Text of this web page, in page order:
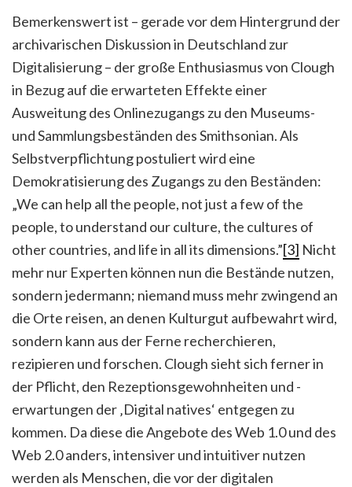
Bemerkenswert ist – gerade vor dem Hintergrund der
archivarischen Diskussion in Deutschland zur
Digitalisierung – der große Enthusiasmus von Clough
in Bezug auf die erwarteten Effekte einer
Ausweitung des Onlinezugangs zu den Museums-
und Sammlungsbeständen des Smithsonian. Als
Selbstverpflichtung postuliert wird eine
Demokratisierung des Zugangs zu den Beständen:
„We can help all the people, not just a few of the
people, to understand our culture, the cultures of
other countries, and life in all its dimensions.”[3] Nicht
mehr nur Experten können nun die Bestände nutzen,
sondern jedermann; niemand muss mehr zwingend an
die Orte reisen, an denen Kulturgut aufbewahrt wird,
sondern kann aus der Ferne recherchieren,
rezipieren und forschen. Clough sieht sich ferner in
der Pflicht, den Rezeptionsgewohnheiten und -
erwartungen der ‚Digital natives‘ entgegen zu
kommen. Da diese die Angebote des Web 1.0 und des
Web 2.0 anders, intensiver und intuitiver nutzen
werden als Menschen, die vor der digitalen